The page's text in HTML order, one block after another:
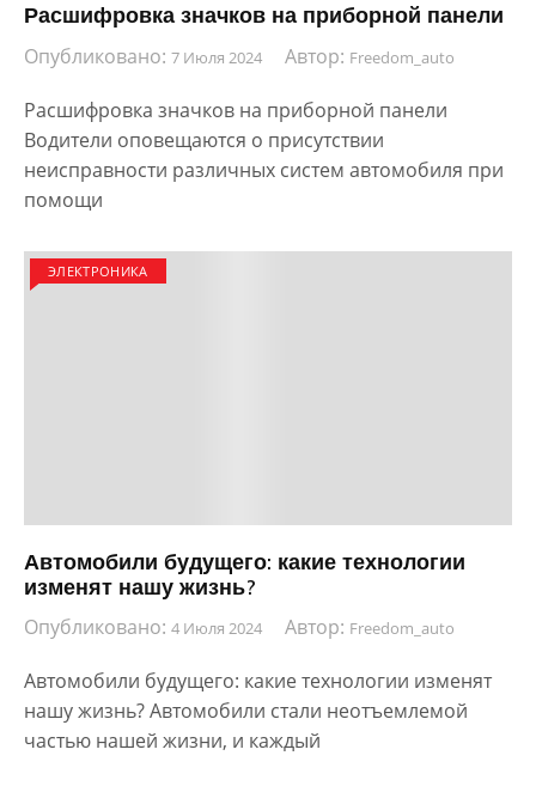
Расшифровка значков на приборной панели
Опубликовано: 7 Июля 2024 Автор: Freedom_auto
Расшифровка значков на приборной панели
Водители оповещаются о присутствии
неисправности различных систем автомобиля при
помощи
ЭЛЕКТРОНИКА
Автомобили будущего: какие технологии
изменят нашу жизнь?
Опубликовано: 4 Июля 2024 Автор: Freedom_auto
Автомобили будущего: какие технологии изменят
нашу жизнь? Автомобили стали неотъемлемой
частью нашей жизни, и каждый